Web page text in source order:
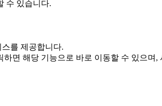
수 있습니다.
를 제공합니다.
하면 해당 기능으로 바로 이동할 수 있으